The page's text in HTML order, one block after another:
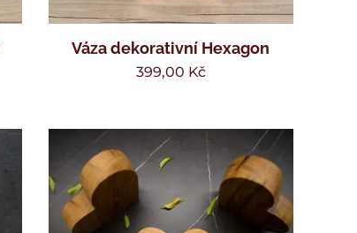
Váza dekorativní Hexagon
399,00 Kč